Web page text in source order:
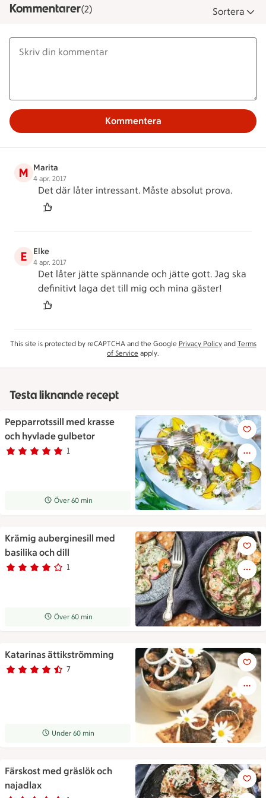
Kommentarer(2) Sortera
Kommentera
M Marita
4 apr. 2017
Det där låter intressant. Måste absolut prova.
E Elke
4 apr. 2017
Det låter jätte spännande och jätte gott. Jag ska
definitivt laga det till mig och mina gäster!
This site is protected by reCAPTCHA and the Google Privacy Policyand Terms
of Service apply.
Testa liknande recept
Pepparrotssill med krasse
och hyvlade gulbetor
Betyg 5 av 5.
1
1 personer har röstat
Receptet tar Över 60 min att tillaga
Över 60 min
Pepparrotssill med krasse
Krämig auberginesill med
basilika och dill
Betyg 4 av 5.
1
1 personer har röstat
Receptet tar Över 60 min att tillaga
Över 60 min
Krämig auberginesill med
Katarinas ättikströmming
Betyg 4.7 av 5. 7
7 personer har röstat
Receptet tar Under 60 min att tillaga
Under 60 min
Katarinas ättikströmming
Färskost med gräslök och
najadlax
Färskost med gräslök och